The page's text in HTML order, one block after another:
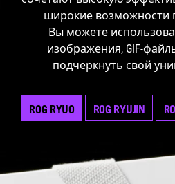
широкие возможности
Вы можете
изображения, GIF-
подчеркнуть свой
ROG RYUO ROG RYUJIN